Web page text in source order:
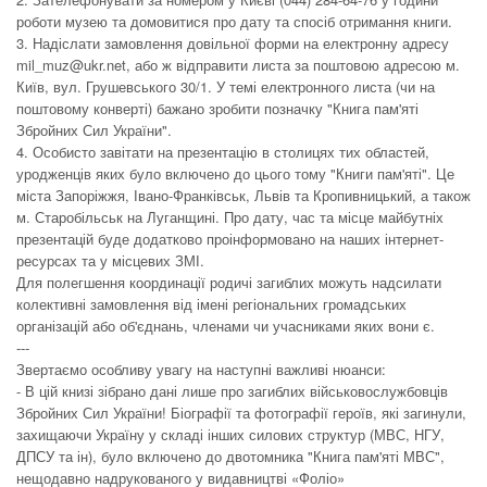
роботи музею та домовитися про дату та спосіб отримання книги.
3. Надіслати замовлення довільної форми на електронну адресу
mil_muz@ukr.net, або ж відправити листа за поштовою адресою м.
Київ, вул. Грушевського 30/1. У темі електронного листа (чи на
поштовому конверті) бажано зробити позначку "Книга пам'яті
Збройних Сил України".
4. Особисто завітати на презентацію в столицях тих областей,
уродженців яких було включено до цього тому "Книги пам'яті". Це
міста Запоріжжя, Івано-Франківськ, Львів та Кропивницький, а також
м. Старобільськ на Луганщині. Про дату, час та місце майбутніх
презентацій буде додатково проінформовано на наших інтернет-
ресурсах та у місцевих ЗМІ.
Для полегшення координації родичі загиблих можуть надсилати
колективні замовлення від імені регіональних громадських
організацій або об'єднань, членами чи учасниками яких вони є.
---
Звертаємо особливу увагу на наступні важливі нюанси:
- В цій книзі зібрано дані лише про загиблих військовослужбовців
Збройних Сил України! Біографії та фотографії героїв, які загинули,
захищаючи Україну у складі інших силових структур (МВС, НГУ,
ДПСУ та ін), було включено до двотомника "Книга пам'яті МВС",
нещодавно надрукованого у видавництві «Фоліо»